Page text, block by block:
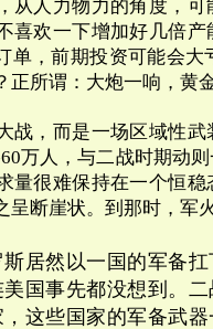
从人力物力的角度，可
喜欢一下增加好几倍
单，前期投资可能会大
正所谓：大炮一响，黄
战，而是一场区域性
万人，与二战时期动
量很难保持在一个恒
呈断崖状。到那时，军
居然以一国的军备
国事先都没想到。
这些国家的军备武